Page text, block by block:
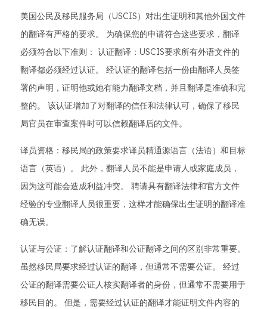
美国公民及移民服务局（USCIS）对出生证明和其他外国文件
的翻译有严格的要求。 为确保您的申请符合这些要求，翻译
必须符合以下准则： 认证翻译：USCIS要求所有外语文件的
翻译都必须经过认证。 经认证的翻译包括一份由翻译人员签
署的声明，证明他或她有能力翻译文档，并且翻译是准确和完
整的。 该认证增加了对翻译的信任和法律认可，确保了移民
局官员在审查案件时可以信赖翻译后的文件。
译员资格：移民局的政策要求译员精通源语言（法语）和目标
语言（英语）。 此外，翻译人员不能是申请人或家庭成员，
因为这可能会造成利益冲突。 聘请具有翻译法律和官方文件
经验的专业翻译人员很重要，这样才能确保出生证明的翻译准
确无误。
认证与公证：了解认证翻译和公证翻译之间的区别非常重要。
虽然移民局要求经过认证的翻译，但通常不需要公证。 经过
公证的翻译需要公证人核实翻译者的身份，但通常不需要用于
移民目的。 但是，需要经过认证的翻译才能证明文件内容的